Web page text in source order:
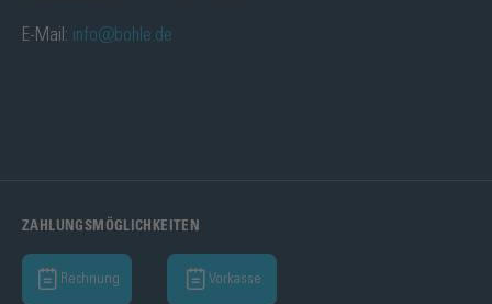
E-Mail: info@bohle.de
ZAHLUNGSMÖGLICHKEITEN
Rechnung Vorkasse